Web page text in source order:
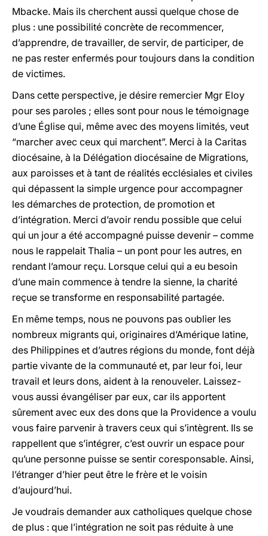
Mbacke. Mais ils cherchent aussi quelque chose de
plus : une possibilité concrète de recommencer,
d’apprendre, de travailler, de servir, de participer, de
ne pas rester enfermés pour toujours dans la condition
de victimes.
Dans cette perspective, je désire remercier Mgr Eloy
pour ses paroles ; elles sont pour nous le témoignage
d’une Église qui, même avec des moyens limités, veut
“marcher avec ceux qui marchent”. Merci à la Caritas
diocésaine, à la Délégation diocésaine de Migrations,
aux paroisses et à tant de réalités ecclésiales et civiles
qui dépassent la simple urgence pour accompagner
les démarches de protection, de promotion et
d’intégration. Merci d’avoir rendu possible que celui
qui un jour a été accompagné puisse devenir – comme
nous le rappelait Thalia – un pont pour les autres, en
rendant l’amour reçu. Lorsque celui qui a eu besoin
d’une main commence à tendre la sienne, la charité
reçue se transforme en responsabilité partagée.
En même temps, nous ne pouvons pas oublier les
nombreux migrants qui, originaires d’Amérique latine,
des Philippines et d’autres régions du monde, font déjà
partie vivante de la communauté et, par leur foi, leur
travail et leurs dons, aident à la renouveler. Laissez-
vous aussi évangéliser par eux, car ils apportent
sûrement avec eux des dons que la Providence a voulu
vous faire parvenir à travers ceux qui s’intègrent. Ils se
rappellent que s’intégrer, c’est ouvrir un espace pour
qu’une personne puisse se sentir coresponsable. Ainsi,
l’étranger d’hier peut être le frère et le voisin
d’aujourd’hui.
Je voudrais demander aux catholiques quelque chose
de plus : que l’intégration ne soit pas réduite à une